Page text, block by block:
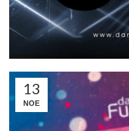
13
ΝΟΈ